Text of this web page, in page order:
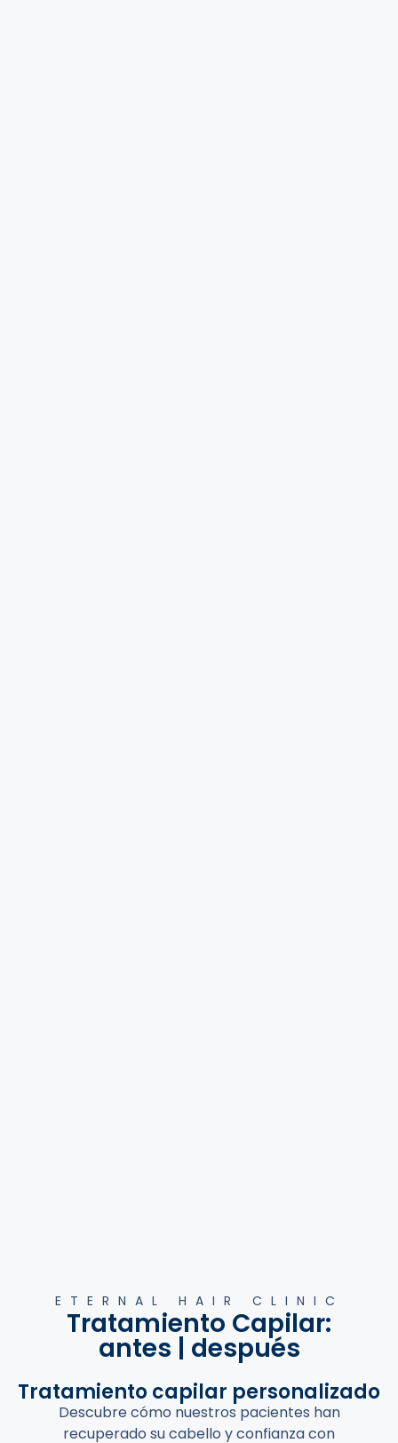
ETERNAL HAIR CLINIC
Tratamiento Capilar:
antes | después
Tratamiento capilar personalizado
Descubre cómo nuestros pacientes han
recuperado su cabello y confianza con